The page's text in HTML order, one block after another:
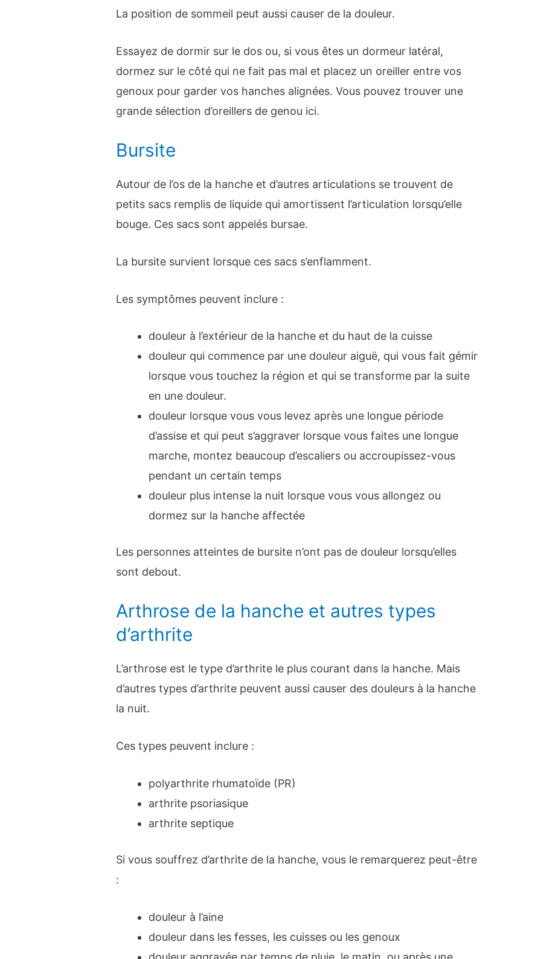
La position de sommeil peut aussi causer de la douleur.
Essayez de dormir sur le dos ou, si vous êtes un dormeur latéral,
dormez sur le côté qui ne fait pas mal et placez un oreiller entre vos
genoux pour garder vos hanches alignées. Vous pouvez trouver une
grande sélection d’oreillers de genou ici.
Bursite
Autour de l’os de la hanche et d’autres articulations se trouvent de
petits sacs remplis de liquide qui amortissent l’articulation lorsqu’elle
bouge. Ces sacs sont appelés bursae.
La bursite survient lorsque ces sacs s’enflamment.
Les symptômes peuvent inclure :
douleur à l’extérieur de la hanche et du haut de la cuisse
douleur qui commence par une douleur aiguë, qui vous fait gémir
lorsque vous touchez la région et qui se transforme par la suite
en une douleur.
douleur lorsque vous vous levez après une longue période
d’assise et qui peut s’aggraver lorsque vous faites une longue
marche, montez beaucoup d’escaliers ou accroupissez-vous
pendant un certain temps
douleur plus intense la nuit lorsque vous vous allongez ou
dormez sur la hanche affectée
Les personnes atteintes de bursite n’ont pas de douleur lorsqu’elles
sont debout.
Arthrose de la hanche et autres types
d’arthrite
L’arthrose est le type d’arthrite le plus courant dans la hanche. Mais
d’autres types d’arthrite peuvent aussi causer des douleurs à la hanche
la nuit.
Ces types peuvent inclure :
polyarthrite rhumatoïde (PR)
arthrite psoriasique
arthrite septique
Si vous souffrez d’arthrite de la hanche, vous le remarquerez peut-être
:
douleur à l’aine
douleur dans les fesses, les cuisses ou les genoux